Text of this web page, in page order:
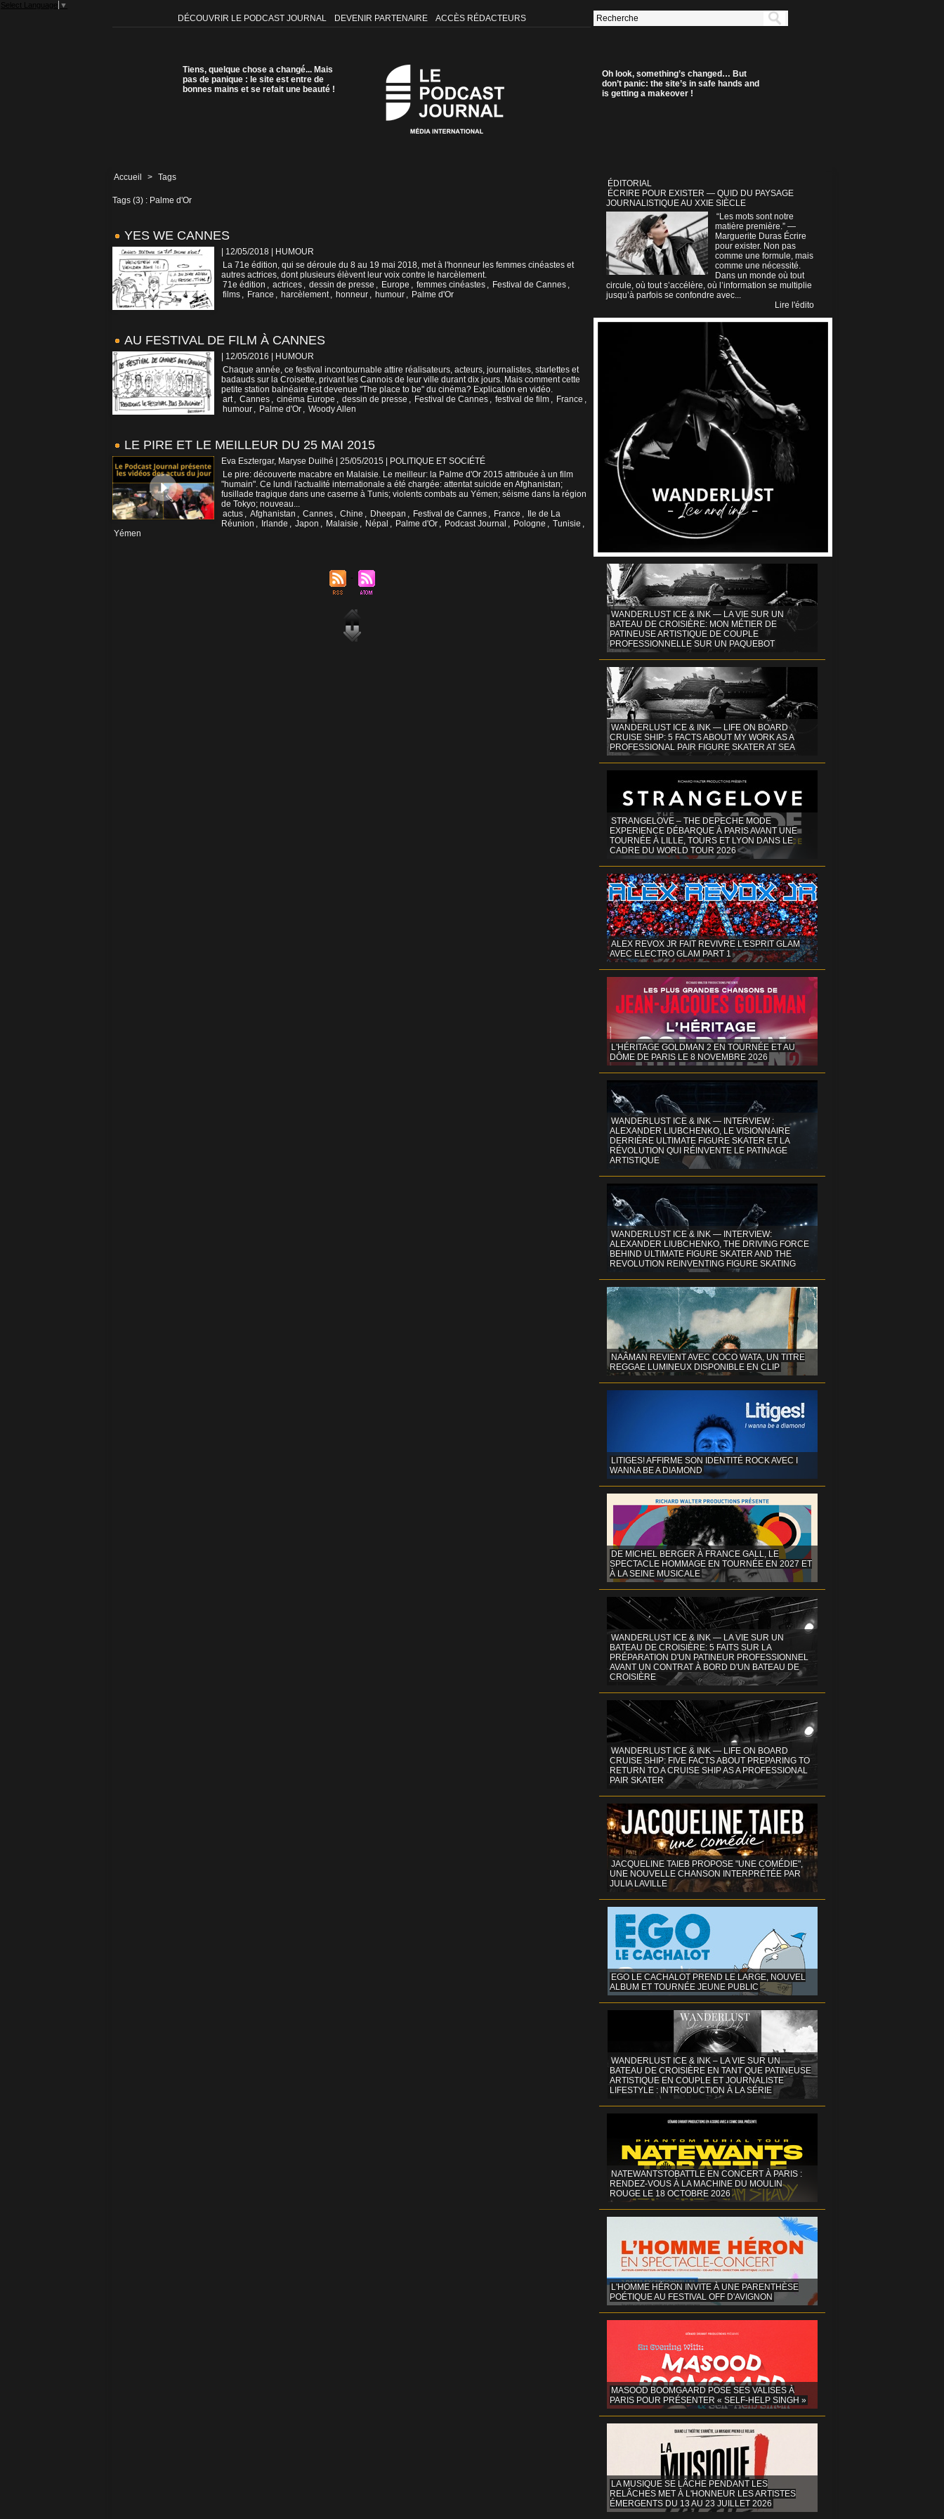
Select Language ▼
DÉCOUVRIR LE PODCAST JOURNAL DEVENIR PARTENAIRE ACCÈS RÉDACTEURS
Tiens, quelque chose a changé... Mais
pas de panique : le site est entre de
bonnes mains et se refait une beauté !
Oh look, something’s changed… But
don’t panic: the site’s in safe hands and
is getting a makeover !
Accueil > Tags
Tags (3) : Palme d'Or
YES WE CANNES
| 12/05/2018
HUMOUR
La 71e édition, qui se déroule du 8 au 19 mai 2018, met à l'honneur les femmes cinéastes et
autres actrices, dont plusieurs élèvent leur voix contre le harcèlement.
71e édition , actrices , dessin de presse , Europe , femmes cinéastes , Festival de Cannes ,
films , France , harcèlement , honneur , humour , Palme d'Or
AU FESTIVAL DE FILM À CANNES
| 12/05/2016
HUMOUR
Chaque année, ce festival incontournable attire réalisateurs, acteurs, journalistes, starlettes et
badauds sur la Croisette, privant les Cannois de leur ville durant dix jours. Mais comment cette
petite station balnéaire est devenue "The place to be" du cinéma? Explication en vidéo.
art , Cannes , cinéma Europe , dessin de presse , Festival de Cannes , festival de film , France ,
humour , Palme d'Or , Woody Allen
LE PIRE ET LE MEILLEUR DU 25 MAI 2015
Eva Esztergar, Maryse Duilhé | 25/05/2015
POLITIQUE ET SOCIÉTÉ
Le pire: découverte macabre en Malaisie. Le meilleur: la Palme d'Or 2015 attribuée à un film
"humain". Ce lundi l'actualité internationale a été chargée: attentat suicide en Afghanistan;
fusillade tragique dans une caserne à Tunis; violents combats au Yémen; séisme dans la région
de Tokyo; nouveau...
actus , Afghanistan , Cannes , Chine , Dheepan , Festival de Cannes , France ,
Ile de La
Réunion , Irlande , Japon , Malaisie , Népal , Palme d'Or , Podcast Journal , Pologne , Tunisie ,
Yémen
ÉDITORIAL
ÉCRIRE POUR EXISTER — QUID DU PAYSAGE
JOURNALISTIQUE AU XXIE SIÈCLE
“Les mots sont notre
matière première.” —
Marguerite Duras Écrire
pour exister. Non pas
comme une formule, mais
comme une nécessité.
Dans un monde où tout
circule, où tout s’accélère, où l’information se multiplie
jusqu’à parfois se confondre avec...
Lire l'édito
WANDERLUST ICE & INK — LA VIE SUR UN
BATEAU DE CROISIÈRE: MON MÉTIER DE
PATINEUSE ARTISTIQUE DE COUPLE
PROFESSIONNELLE SUR UN PAQUEBOT
WANDERLUST ICE & INK — LIFE ON BOARD
CRUISE SHIP: 5 FACTS ABOUT MY WORK AS A
PROFESSIONAL PAIR FIGURE SKATER AT SEA
STRANGELOVE – THE DEPECHE MODE
EXPERIENCE DÉBARQUE À PARIS AVANT UNE
TOURNÉE À LILLE, TOURS ET LYON DANS LE
CADRE DU WORLD TOUR 2026
ALEX REVOX JR FAIT REVIVRE L'ESPRIT GLAM
AVEC ELECTRO GLAM PART 1
L'HÉRITAGE GOLDMAN 2 EN TOURNÉE ET AU
DÔME DE PARIS LE 8 NOVEMBRE 2026
WANDERLUST ICE & INK — INTERVIEW :
ALEXANDER LIUBCHENKO, LE VISIONNAIRE
DERRIÈRE ULTIMATE FIGURE SKATER ET LA
RÉVOLUTION QUI RÉINVENTE LE PATINAGE
ARTISTIQUE
WANDERLUST ICE & INK — INTERVIEW:
ALEXANDER LIUBCHENKO, THE DRIVING FORCE
BEHIND ULTIMATE FIGURE SKATER AND THE
REVOLUTION REINVENTING FIGURE SKATING
NAÂMAN REVIENT AVEC COCO WATA, UN TITRE
REGGAE LUMINEUX DISPONIBLE EN CLIP
LITIGES! AFFIRME SON IDENTITÉ ROCK AVEC I
WANNA BE A DIAMOND
DE MICHEL BERGER À FRANCE GALL, LE
SPECTACLE HOMMAGE EN TOURNÉE EN 2027 ET
À LA SEINE MUSICALE
WANDERLUST ICE & INK — LA VIE SUR UN
BATEAU DE CROISIÈRE: 5 FAITS SUR LA
PRÉPARATION D'UN PATINEUR PROFESSIONNEL
AVANT UN CONTRAT À BORD D'UN BATEAU DE
CROISIÈRE
WANDERLUST ICE & INK — LIFE ON BOARD
CRUISE SHIP: FIVE FACTS ABOUT PREPARING TO
RETURN TO A CRUISE SHIP AS A PROFESSIONAL
PAIR SKATER
JACQUELINE TAIEB PROPOSE "UNE COMÉDIE",
UNE NOUVELLE CHANSON INTERPRÉTÉE PAR
JULIA LAVILLE
EGO LE CACHALOT PREND LE LARGE, NOUVEL
ALBUM ET TOURNÉE JEUNE PUBLIC
WANDERLUST ICE & INK – LA VIE SUR UN
BATEAU DE CROISIÈRE EN TANT QUE PATINEUSE
ARTISTIQUE EN COUPLE ET JOURNALISTE
LIFESTYLE : INTRODUCTION À LA SÉRIE
NATEWANTSTOBATTLE EN CONCERT À PARIS :
RENDEZ-VOUS À LA MACHINE DU MOULIN
ROUGE LE 18 OCTOBRE 2026
L'HOMME HÉRON INVITE À UNE PARENTHÈSE
POÉTIQUE AU FESTIVAL OFF D'AVIGNON
MASOOD BOOMGAARD POSE SES VALISES À
PARIS POUR PRÉSENTER « SELF-HELP SINGH »
LA MUSIQUE SE LÂCHE PENDANT LES
RELÂCHES MET À L'HONNEUR LES ARTISTES
ÉMERGENTS DU 13 AU 23 JUILLET 2026